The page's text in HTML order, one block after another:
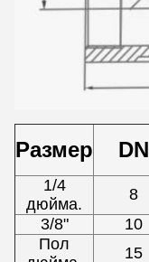
Размер DN
1/4
дюйма.
8
3/8"
10
Пол
15